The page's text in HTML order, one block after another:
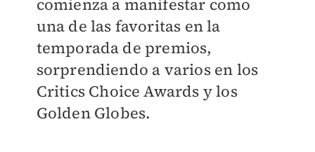
comienza a manifestar como
una de las favoritas en la
temporada de premios,
sorprendiendo a varios en los
Critics Choice Awards y los
Golden Globes.